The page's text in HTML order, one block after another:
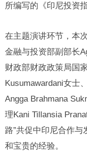
所编写的《印尼投资
在主题演讲环节，本
金融与投资部副部长
财政部财政政策局国
Kusumawardani女士
Angga Brahmana
理Kani Tillansia
路”共促中印尼合作
和宝贵的经验。